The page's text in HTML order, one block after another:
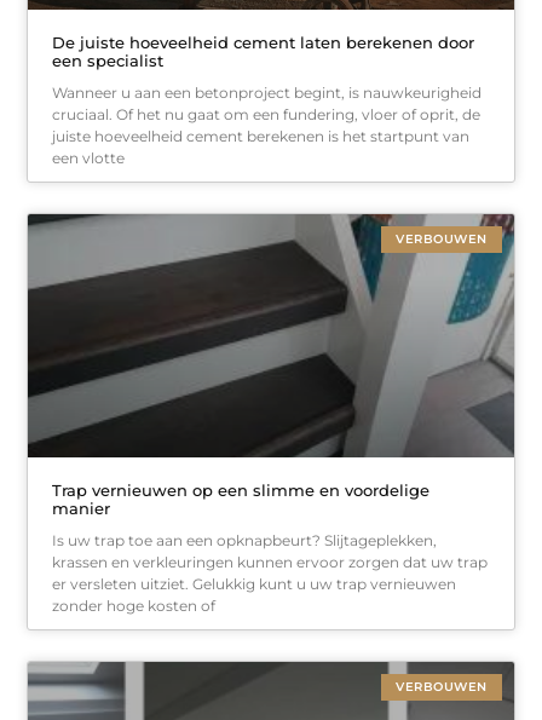
De juiste hoeveelheid cement laten berekenen door
een specialist
Wanneer u aan een betonproject begint, is nauwkeurigheid
cruciaal. Of het nu gaat om een fundering, vloer of oprit, de
juiste hoeveelheid cement berekenen is het startpunt van
een vlotte
VERBOUWEN
Trap vernieuwen op een slimme en voordelige
manier
Is uw trap toe aan een opknapbeurt? Slijtageplekken,
krassen en verkleuringen kunnen ervoor zorgen dat uw trap
er versleten uitziet. Gelukkig kunt u uw trap vernieuwen
zonder hoge kosten of
VERBOUWEN